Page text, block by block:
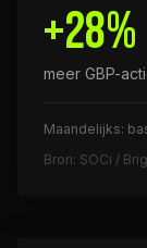
+28%
meer GBP-
Maandelijks:
Bron: SOCi /